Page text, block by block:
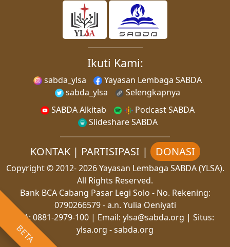
BETA
Ikuti Kami:
sabda_ylsa
Yayasan Lembaga SABDA
sabda_ylsa
Selengkapnya
SABDA Alkitab
Podcast SABDA
Slideshare SABDA
KONTAK| PARTISIPASI | DONASI
Copyright© 2012-2026Yayasan Lembaga SABDA (YLSA).
All Rights Reserved.
Bank BCA Cabang Pasar Legi Solo - No. Rekening:
0790266579 - a.n. Yulia Oeniyati
WA: 0881-2979-100| Email: ylsa@sabda.org | Situs:
ylsa.org -sabda.org